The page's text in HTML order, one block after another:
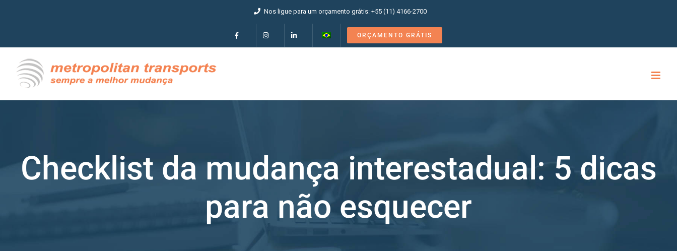
Nos ligue para um orçamento grátis: +55 (11) 4166-2700
ORÇAMENTO GRÁTIS
Checklist da mudança interestadual: 5 dicas
para não esquecer